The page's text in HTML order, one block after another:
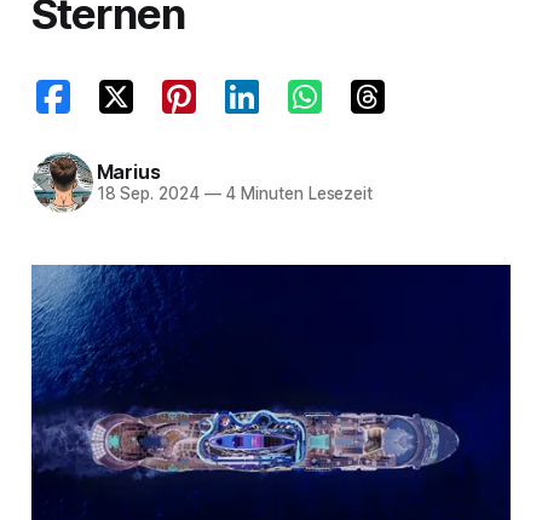
Sternen
Marius
18 Sep. 2024 —4 Minuten Lesezeit